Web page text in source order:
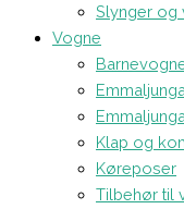
Slynger og
Vogne
Emmaljunga
Klap og
Køreposer
Tilbehør til